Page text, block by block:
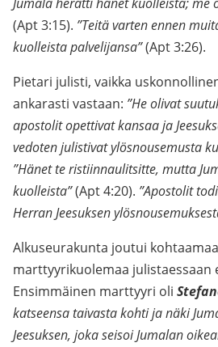
(Apt 3:15). ”Teitä varten ennen
kuolleista palvelijansa”(Apt 3:26).
Pietari julisti, vaikka
ankarasti vastaan: ”He olivat
apostolit opettivat kansaa ja
vedoten julistivat ylösnousemusta
”Hänet te ristiinnaulitsitte, mutta
kuolleista”(Apt 4:20). ”Apostolit
Herran Jeesuksen
Alkuseurakunta joutui
marttyyrikuolemaa julistaessaan
Ensimmäinen marttyyri oli
katseensa taivasta kohti ja näki
Jeesuksen, joka seisoi Jumalan